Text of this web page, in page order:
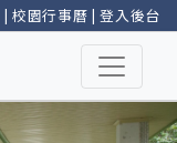
| 校園行事曆 |登入後台